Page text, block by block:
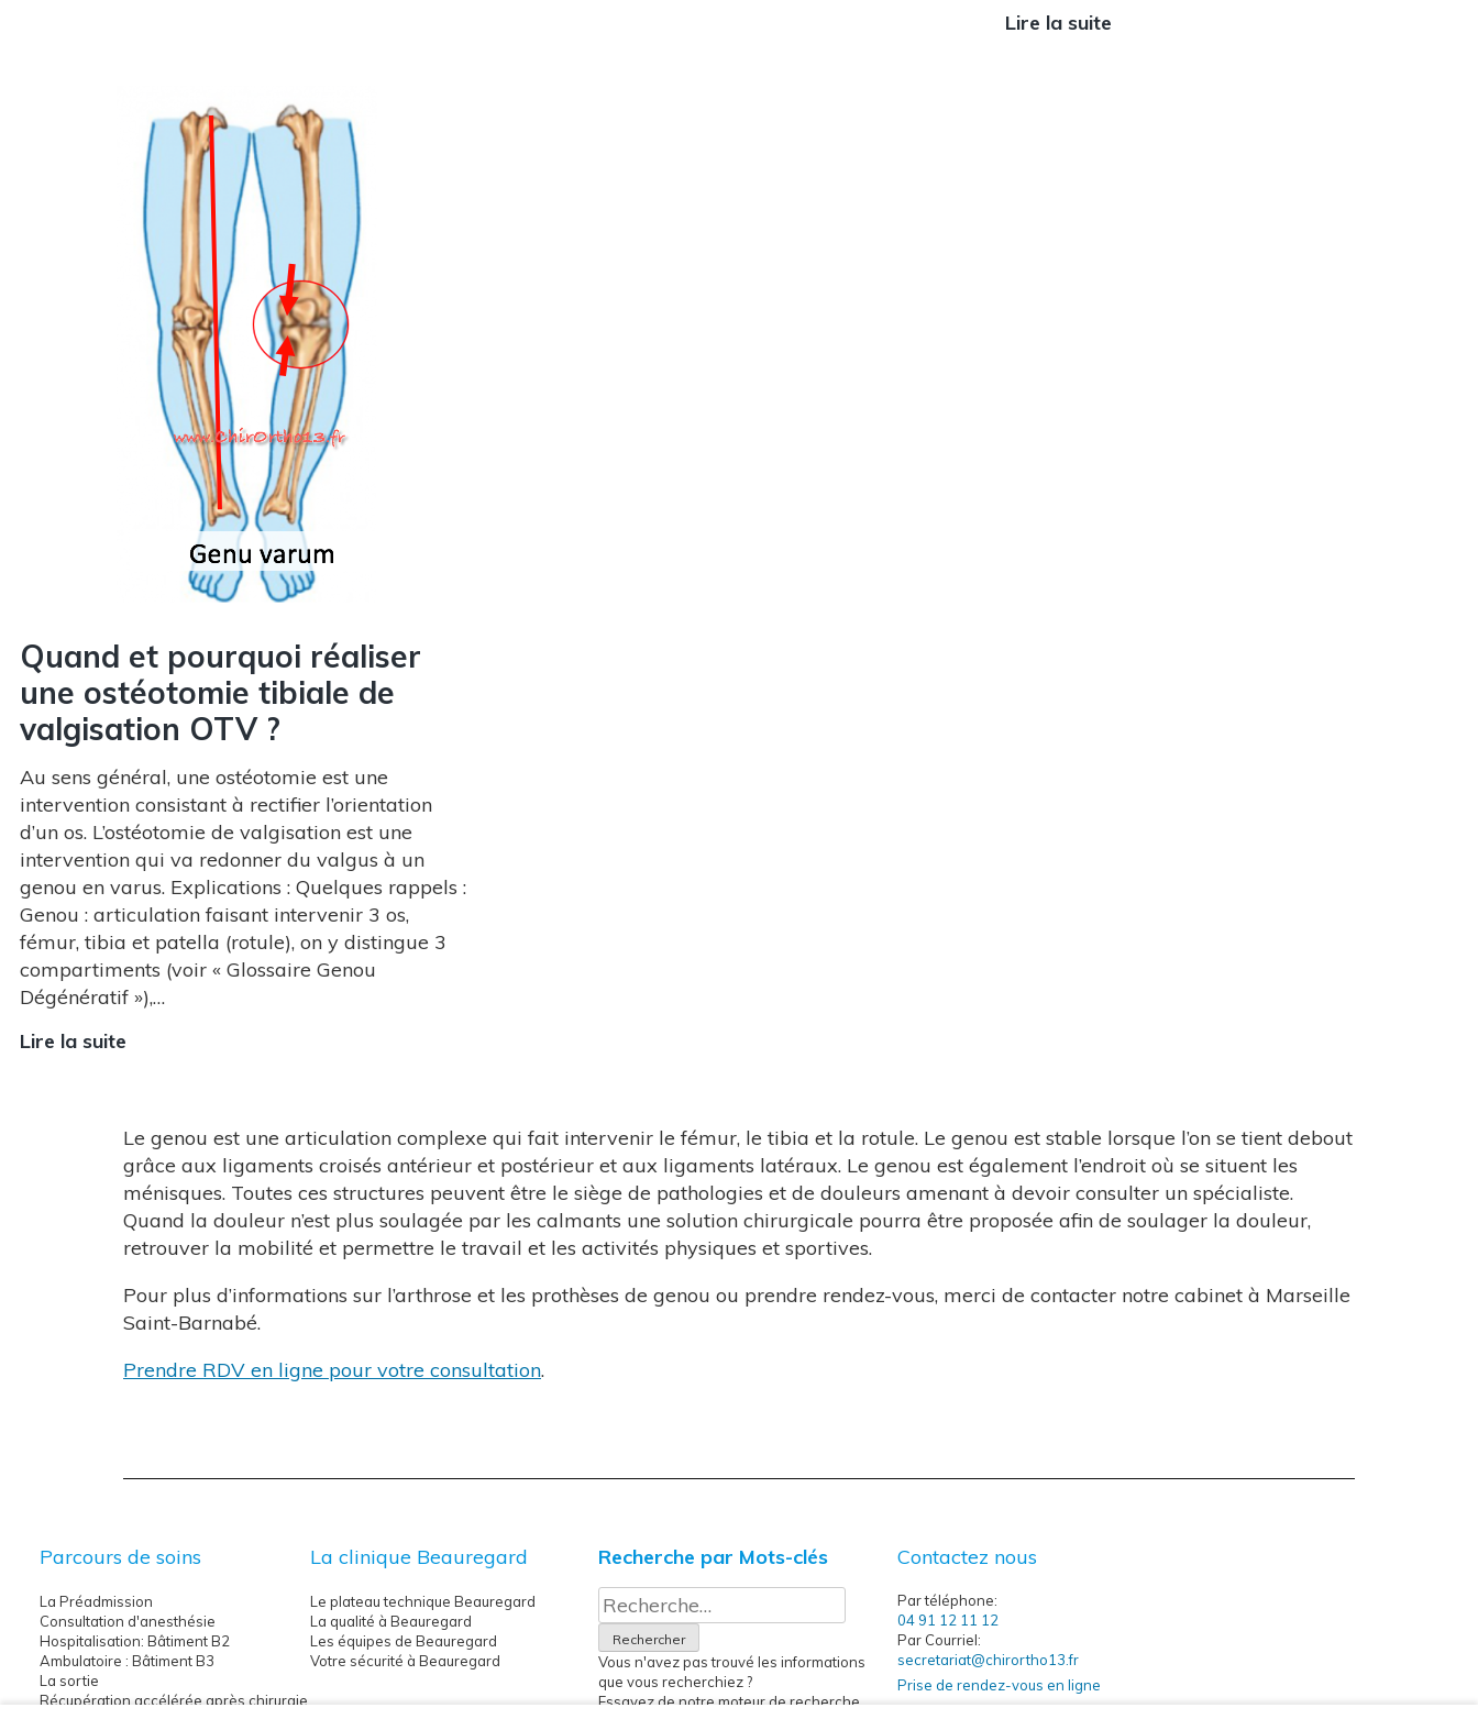
déroule
l’enquête…
Lire la suite
Quand et pourquoi réaliser
une ostéotomie tibiale de
valgisation OTV ?
Au sens général, une ostéotomie est une
intervention consistant à rectifier l’orientation
d’un os. L’ostéotomie de valgisation est une
intervention qui va redonner du valgus à un
genou en varus. Explications : Quelques rappels :
Genou : articulation faisant intervenir 3 os,
fémur, tibia et patella (rotule), on y distingue 3
compartiments (voir « Glossaire Genou
Dégénératif »),…
Lire la suite
une
ostéotomie
tibiale
de
valgisation
OTV
?
Le genou est une articulation complexe qui fait intervenir le fémur, le tibia et la rotule. Le genou est stable lorsque l’on se tient debout
grâce aux ligaments croisés antérieur et postérieur et aux ligaments latéraux. Le genou est également l’endroit où se situent les
ménisques. Toutes ces structures peuvent être le siège de pathologies et de douleurs amenant à devoir consulter un spécialiste.
Quand la douleur n’est plus soulagée par les calmants une solution chirurgicale pourra être proposée afin de soulager la douleur,
retrouver la mobilité et permettre le travail et les activités physiques et sportives.
Pour plus d’informations sur l’arthrose et les prothèses de genou ou prendre rendez-vous, merci de contacter notre cabinet à Marseille
Saint-Barnabé.
Prendre RDV en ligne pour votre consultation.
Recherche par Mots-clés
Rechercher :
Vous n'avez pas trouvé les informations
que vous recherchiez ?
Essayez de notre moteur de recherche
Parcours de soins
La Préadmission
Consultation d'anesthésie
Hospitalisation: Bâtiment B2
Ambulatoire : Bâtiment B3
La sortie
Récupération accélérée après chirurgie
La clinique Beauregard
Le plateau technique Beauregard
La qualité à Beauregard
Les équipes de Beauregard
Votre sécurité à Beauregard
Contactez nous
Par téléphone:
04 91 12 11 12
Par Courriel:
secretariat@chirortho13.fr
Prise de rendez-vous en ligne